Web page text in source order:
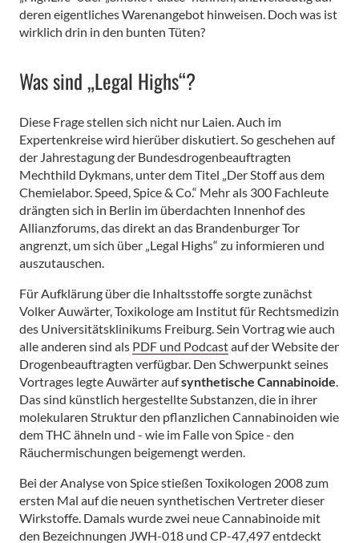
deren eigentliches Warenangebot hinweisen. Doch was ist
wirklich drin in den bunten Tüten?
Was sind „Legal Highs“?
Diese Frage stellen sich nicht nur Laien. Auch im
Expertenkreise wird hierüber diskutiert. So geschehen auf
der Jahrestagung der Bundesdrogenbeauftragten
Mechthild Dykmans, unter dem Titel „Der Stoff aus dem
Chemielabor. Speed, Spice & Co.“ Mehr als 300 Fachleute
drängten sich in Berlin im überdachten Innenhof des
Allianzforums, das direkt an das Brandenburger Tor
angrenzt, um sich über „Legal Highs“ zu informieren und
auszutauschen.
Für Aufklärung über die Inhaltsstoffe sorgte zunächst
Volker Auwärter, Toxikologe am Institut für Rechtsmedizin
des Universitätsklinikums Freiburg. Sein Vortrag wie auch
alle anderen sind als PDF und Podcastauf der Website der
Drogenbeauftragten verfügbar. Den Schwerpunkt seines
Vortrages legte Auwärter aufsynthetische Cannabinoide.
Das sind künstlich hergestellte Substanzen, die in ihrer
molekularen Struktur den pflanzlichen Cannabinoiden wie
dem THC ähneln und - wie im Falle von Spice - den
Räuchermischungen beigemengt werden.
Bei der Analyse von Spice stießen Toxikologen 2008 zum
ersten Mal auf die neuen synthetischen Vertreter dieser
Wirkstoffe. Damals wurde zwei neue Cannabinoide mit
den Bezeichnungen JWH-018 und CP-47,497 entdeckt